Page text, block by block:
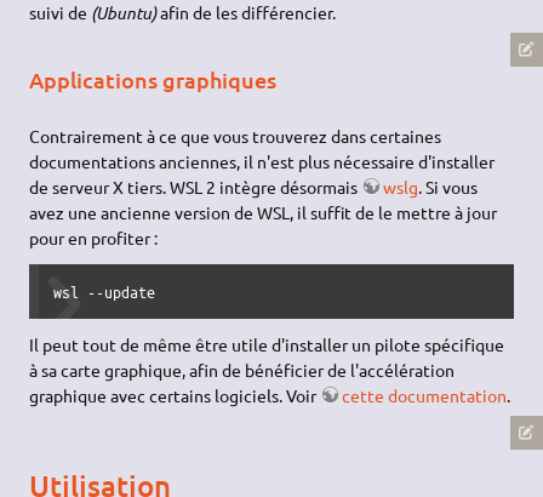
suivi de (Ubuntu)afin de les différencier.
Applications graphiques
Contrairement à ce que vous trouverez dans certaines
documentations anciennes, il n'est plus nécessaire d'installer
de serveur X tiers. WSL 2 intègre désormais
wslg. Si vous
avez une ancienne version de WSL, il suffit de le mettre à jour
pour en profiter :
wsl --update
Il peut tout de même être utile d'installer un pilote spécifique
à sa carte graphique, afin de bénéficier de l'accélération
graphique avec certains logiciels. Voir
cette documentation.
Utilisation